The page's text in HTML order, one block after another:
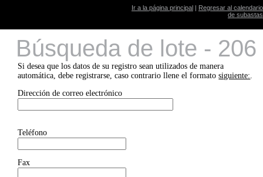
Ir a la página principal | Regresar al calendario
de subastas
Búsqueda de lote - 206
Si desea que los datos de su registro sean utilizados de manera
automática, debe registrarse, caso contrario llene el formatosiguiente:.
Dirección de correo electrónico
Teléfono
Fax